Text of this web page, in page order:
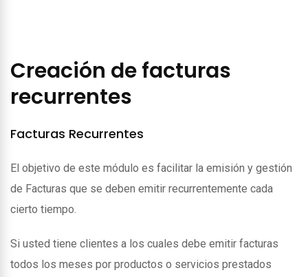
Creación de facturas
recurrentes
Facturas Recurrentes
El objetivo de este módulo es facilitar la emisión y gestión
de Facturas que se deben emitir recurrentemente cada
cierto tiempo.
Si usted tiene clientes a los cuales debe emitir facturas
todos los meses por productos o servicios prestados